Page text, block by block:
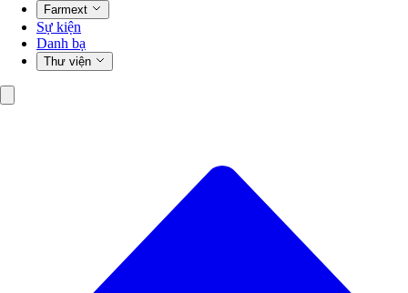
Farmext
Sự kiện
Danh bạ
Thư viện